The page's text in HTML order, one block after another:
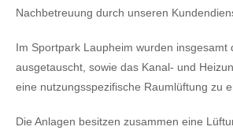
Nachbetreuung durch unseren
Im Sportpark Laupheim wurden insgesamt
ausgetauscht, sowie das Kanal- und
eine nutzungsspezifische Raumlüftung zu
Die Anlagen besitzen zusammen eine